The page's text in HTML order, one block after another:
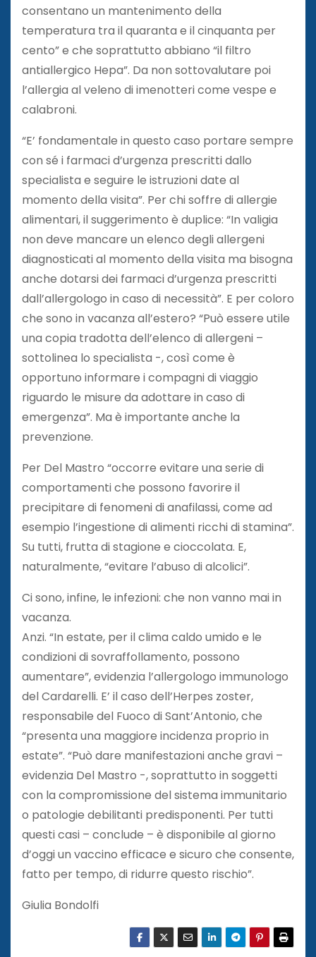
consentano un mantenimento della
temperatura tra il quaranta e il cinquanta per
cento” e che soprattutto abbiano “il filtro
antiallergico Hepa”. Da non sottovalutare poi
l’allergia al veleno di imenotteri come vespe e
calabroni.
“E’ fondamentale in questo caso portare sempre
con sé i farmaci d’urgenza prescritti dallo
specialista e seguire le istruzioni date al
momento della visita”. Per chi soffre di allergie
alimentari, il suggerimento è duplice: “In valigia
non deve mancare un elenco degli allergeni
diagnosticati al momento della visita ma bisogna
anche dotarsi dei farmaci d’urgenza prescritti
dall’allergologo in caso di necessità”. E per coloro
che sono in vacanza all’estero? “Può essere utile
una copia tradotta dell’elenco di allergeni –
sottolinea lo specialista -, così come è
opportuno informare i compagni di viaggio
riguardo le misure da adottare in caso di
emergenza”. Ma è importante anche la
prevenzione.
Per Del Mastro “occorre evitare una serie di
comportamenti che possono favorire il
precipitare di fenomeni di anafilassi, come ad
esempio l’ingestione di alimenti ricchi di stamina”.
Su tutti, frutta di stagione e cioccolata. E,
naturalmente, “evitare l’abuso di alcolici”.
Ci sono, infine, le infezioni: che non vanno mai in
vacanza.
Anzi. “In estate, per il clima caldo umido e le
condizioni di sovraffollamento, possono
aumentare”, evidenzia l’allergologo immunologo
del Cardarelli. E’ il caso dell’Herpes zoster,
responsabile del Fuoco di Sant’Antonio, che
“presenta una maggiore incidenza proprio in
estate”. “Può dare manifestazioni anche gravi –
evidenzia Del Mastro -, soprattutto in soggetti
con la compromissione del sistema immunitario
o patologie debilitanti predisponenti. Per tutti
questi casi – conclude – è disponibile al giorno
d’oggi un vaccino efficace e sicuro che consente,
fatto per tempo, di ridurre questo rischio”.
Giulia Bondolfi